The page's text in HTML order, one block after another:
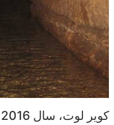
کویر لوت، سال 2016